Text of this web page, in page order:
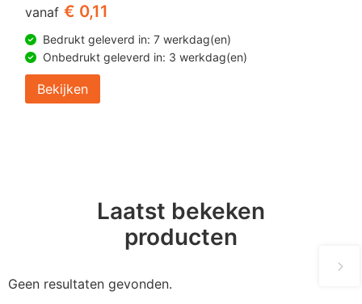
vanaf € 0,11
Bedrukt geleverd in: 7 werkdag(en)
Onbedrukt geleverd in: 3 werkdag(en)
Bekijken
Laatst bekeken
producten
Geen resultaten gevonden.